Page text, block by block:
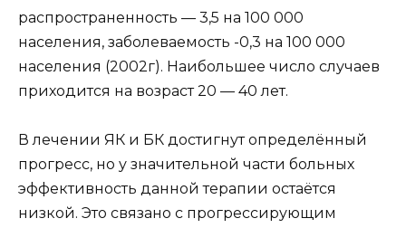
распространенность — 3,5 на 100 000
населения, заболеваемость -0,3 на 100 000
населения (2002г). Наибольшее число случаев
приходится на возраст 20 — 40 лет.
В лечении ЯК и БК достигнут определённый
прогресс, но у значительной части больных
эффективность данной терапии остаётся
низкой. Это связано с прогрессирующим